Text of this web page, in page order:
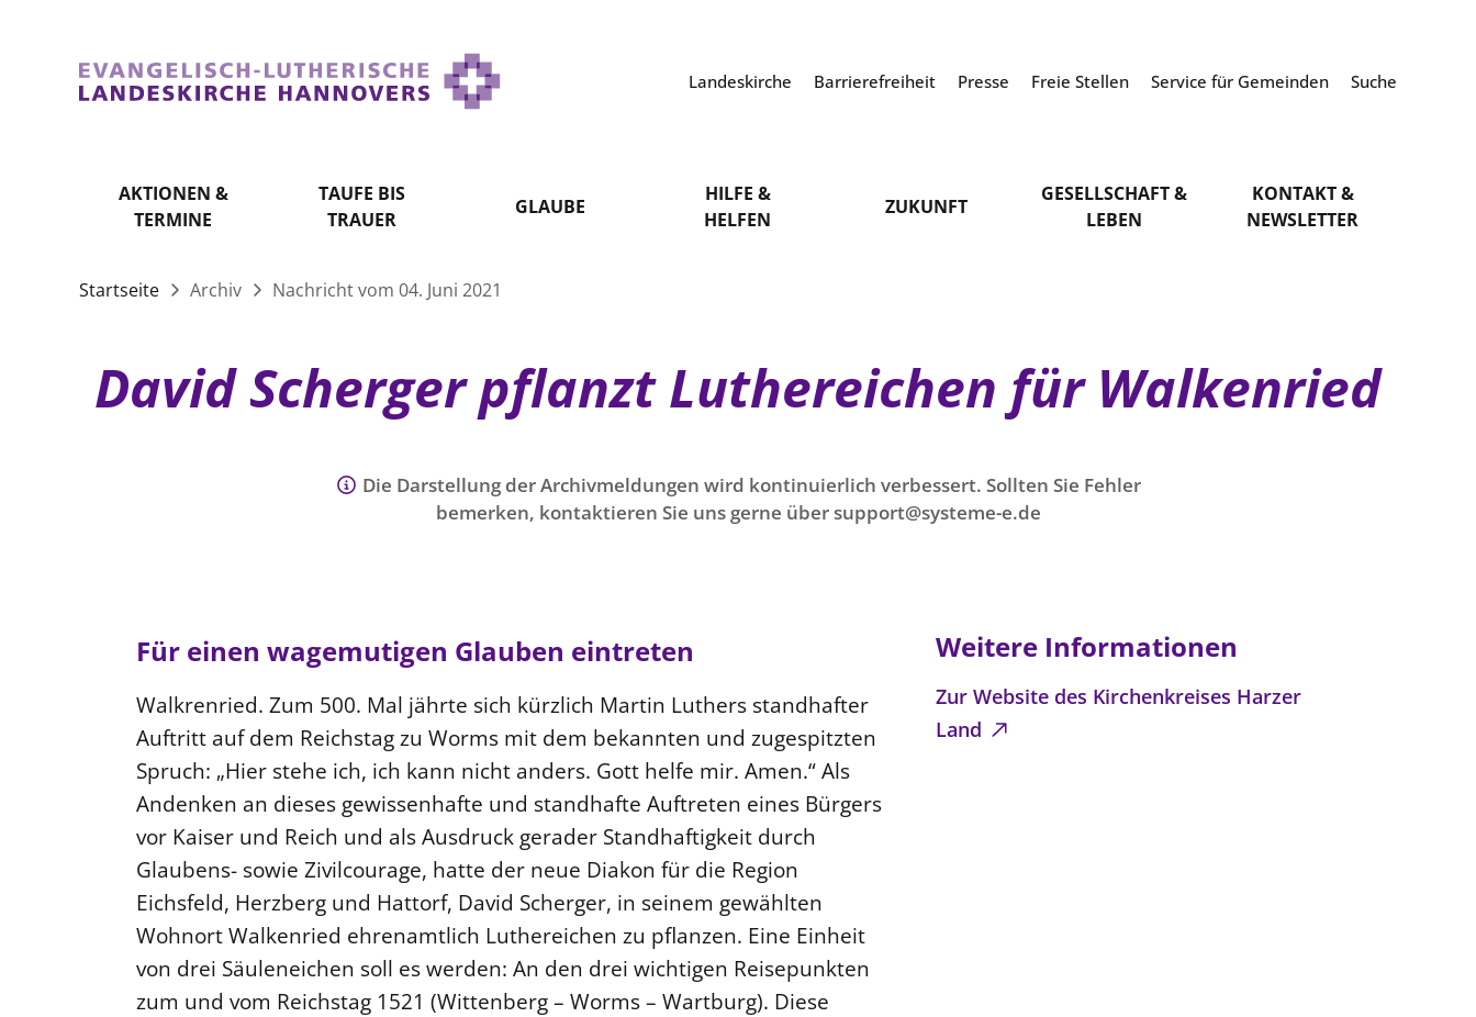
Landeskirche Barrierefreiheit Presse Freie Stellen Service für Gemeinden Suche
AKTIONEN &
TERMINE
TAUFE BIS
TRAUER
GLAUBE
HILFE &
HELFEN
ZUKUNFT
GESELLSCHAFT &
LEBEN
KONTAKT &
NEWSLETTER
Startseite Archiv Nachricht vom 04. Juni 2021
David Scherger pflanzt Luthereichen für Walkenried
Die Darstellung der Archivmeldungen wird kontinuierlich verbessert. Sollten Sie Fehler
bemerken, kontaktieren Sie uns gerne über support@systeme-e.de
Für einen wagemutigen Glauben eintreten
Walkrenried. Zum 500. Mal jährte sich kürzlich Martin Luthers standhafter
Auftritt auf dem Reichstag zu Worms mit dem bekannten und zugespitzten
Spruch: „Hier stehe ich, ich kann nicht anders. Gott helfe mir. Amen.“ Als
Andenken an dieses gewissenhafte und standhafte Auftreten eines Bürgers
vor Kaiser und Reich und als Ausdruck gerader Standhaftigkeit durch
Glaubens- sowie Zivilcourage, hatte der neue Diakon für die Region
Eichsfeld, Herzberg und Hattorf, David Scherger, in seinem gewählten
Wohnort Walkenried ehrenamtlich Luthereichen zu pflanzen. Eine Einheit
von drei Säuleneichen soll es werden: An den drei wichtigen Reisepunkten
zum und vom Reichstag 1521 (Wittenberg – Worms – Wartburg). Diese
Weitere Informationen
Zur Website des Kirchenkreises Harzer
Land